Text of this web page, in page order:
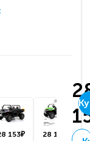
153₽ 28 153₽